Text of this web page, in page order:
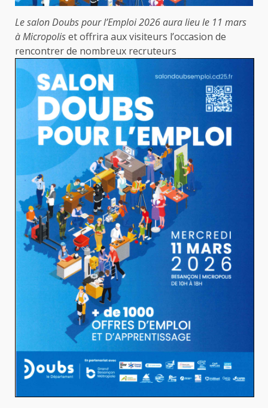
Le salon Doubs pour l’Emploi 2026 aura lieu le 11 mars
à Micropoliset offrira aux visiteurs l’occasion de
rencontrer de nombreux recruteurs